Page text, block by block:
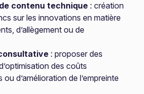
contenu technique : création
sur les innovations en matière
d’allègement ou de
: proposer des
des coûts
ou d’amélioration de l’empreinte